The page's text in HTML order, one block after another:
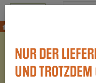
Produkt
NUR DER
UND